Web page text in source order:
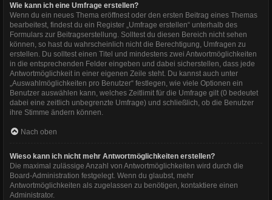
Wie kann ich eine Umfrage erstellen?
Wenn du ein neues Thema eröffnest oder den ersten Beitrag eines Themas
bearbeitest, findest du ein Register „Umfrage erstellen“ unterhalb des
Formulars zur Beitragserstellung. Solltest du diesen Bereich nicht sehen
können, so hast du wahrscheinlich nicht die Berechtigung, Umfragen zu
erstellen. Du solltest einen Titel und mindestens zwei Antwortmöglichkeiten
in die entsprechenden Felder eingeben und dabei sicherstellen, dass jede
Antwortmöglichkeit in einer eigenen Zeile steht. Du kannst auch unter
„Auswahlmöglichkeiten pro Benutzer“ festlegen, wie viele Optionen ein
Benutzer auswählen kann, welches Zeitlimit für die Umfrage gilt (0 bedeutet
dabei eine zeitlich unbegrenzte Umfrage) und schließlich, ob die Benutzer
ihre Stimme ändern können.
Nach oben
Wieso kann ich nicht mehr Antwortmöglichkeiten erstellen?
Die maximal zulässige Anzahl von Antwortmöglichkeiten wird durch die
Board-Administration festgelegt. Wenn du glaubst, mehr
Antwortmöglichkeiten als zugelassen zu benötigen, kontaktiere einen
Administrator.